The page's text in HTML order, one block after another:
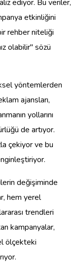
ediyor. Bu veriler,
etkinliğini
rehber niteliği
olabilir" sözü
yöntemlerden
ajansları,
yollarını
de artıyor.
çekiyor ve bu
değişiminde
hem yerel
trendleri
kampanyalar,
ölçekteki